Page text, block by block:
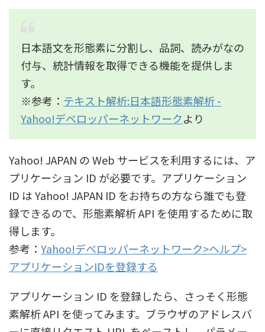
日本語文を形態素に分割し、品詞、読みがなの
付与、統計情報を取得できる機能を提供しま
す。
※参考： テキスト解析:日本語形態素解析 -
Yahoo!デベロッパーネットワークより
Yahoo! JAPAN の Web サービスを利用するには、ア
プリケーション ID が必要です。アプリケーション
ID は Yahoo! JAPAN ID をお持ちの方なら誰でも登
録できるので、形態素解析 API を使用するために取
得します。
参考： Yahoo!デベロッパーネットワーク>ヘルプ>
アプリケーションIDを登録する
アプリケーション ID を登録したら、さっそく形態
素解析 API を使ってみます。ブラウザのアドレスバ